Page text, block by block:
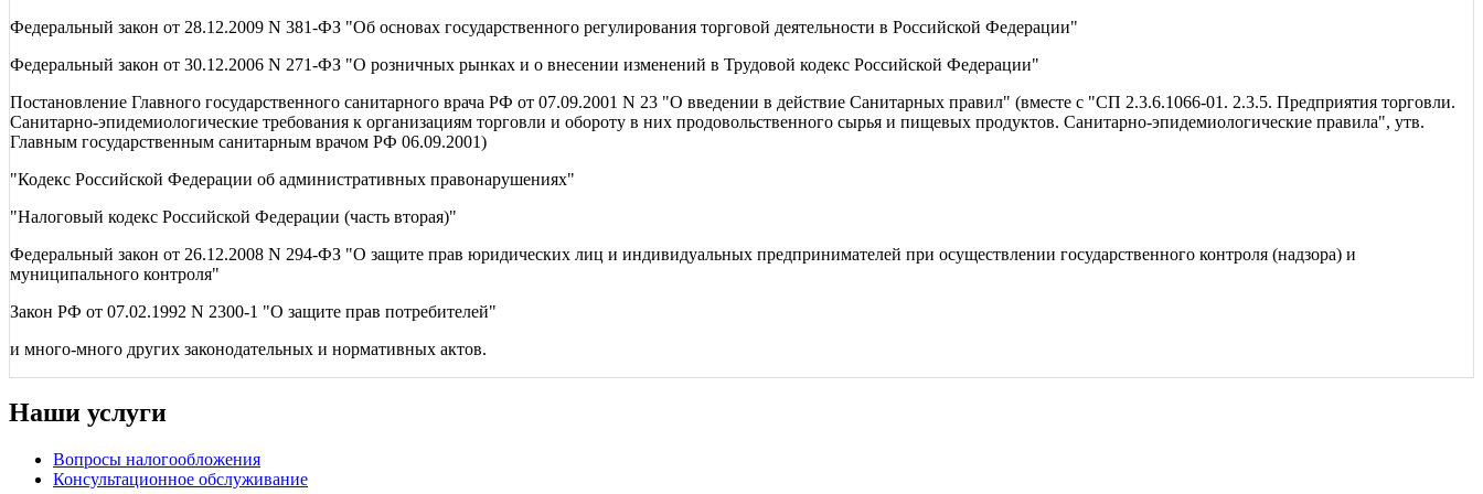
Федеральный закон от 28.12.2009 N 381-ФЗ "Об основах государственного регулирования торговой деятельности в Российской Федерации"
Федеральный закон от 30.12.2006 N 271-ФЗ "О розничных рынках и о внесении изменений в Трудовой кодекс Российской Федерации"
Постановление Главного государственного санитарного врача РФ от 07.09.2001 N 23 "О введении в действие Санитарных правил" (вместе с "СП 2.3.6.1066-01. 2.3.5. Предприятия торговли.
Санитарно-эпидемиологические требования к организациям торговли и обороту в них продовольственного сырья и пищевых продуктов. Санитарно-эпидемиологические правила", утв.
Главным государственным санитарным врачом РФ 06.09.2001)
"Кодекс Российской Федерации об административных правонарушениях"
"Налоговый кодекс Российской Федерации (часть вторая)"
Федеральный закон от 26.12.2008 N 294-ФЗ "О защите прав юридических лиц и индивидуальных предпринимателей при осуществлении государственного контроля (надзора) и
муниципального контроля"
Закон РФ от 07.02.1992 N 2300-1 "О защите прав потребителей"
и много-много других законодательных и нормативных актов.
Наши услуги
Вопросы налогообложения
Консультационное обслуживание